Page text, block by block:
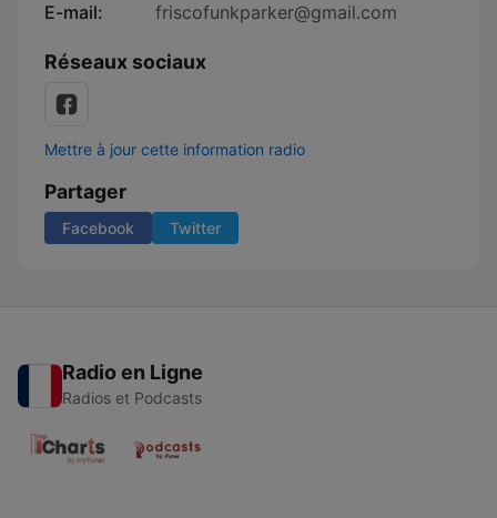
E-mail:
friscofunkparker@gmail.com
Réseaux sociaux
Mettre à jour cette information radio
Partager
Facebook Twitter
Radio en Ligne
Radios et Podcasts